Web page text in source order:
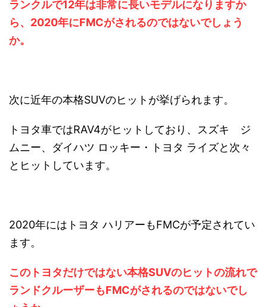
ランクルで12年は非常に長いモデルになりますか
ら、2020年にFMCがされるのではないでしょう
か。
次に近年の本格SUVのヒットが挙げられます。
トヨタ車ではRAV4がヒットしており、スズキ ジ
ムニー、ダイハツ ロッキー・トヨタ ライズと次々
とヒットしています。
2020年にはトヨタ ハリアーもFMCが予定されてい
ます。
このトヨタだけではない本格SUVのヒットの流れで
ランドクルーザーもFMCがされるのではないでし